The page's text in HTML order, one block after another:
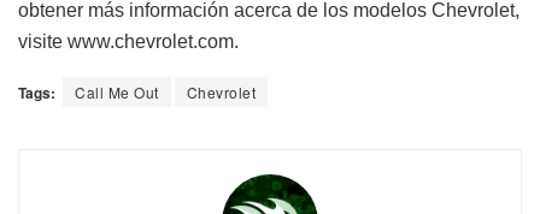
obtener más información acerca de los modelos Chevrolet,
visite www.chevrolet.com.
Tags: Call Me Out Chevrolet